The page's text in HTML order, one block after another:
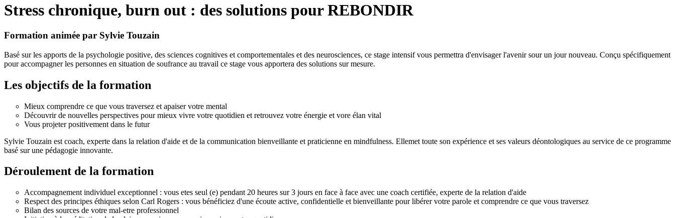
Stress chronique, burn out : des solutions pour REBONDIR
Formation animée par Sylvie Touzain
Basé sur les apports de la psychologie positive, des sciences cognitives et comportementales et des neurosciences, ce stage intensif vous permettra d'envisager l'avenir sour un jour nouveau. Conçu spécifiquement
pour accompagner les personnes en situation de soufrance au travail ce stage vous apportera des solutions sur mesure.
Les objectifs de la formation
Mieux comprendre ce que vous traversez et apaiser votre mental
Découvrir de nouvelles perspectives pour mieux vivre votre quotidien et retrouvez votre énergie et vore élan vital
Vous projeter positivement dans le futur
Sylvie Touzain est coach, experte dans la relation d'aide et de la communication bienveillante et praticienne en mindfulness. Ellemet toute son expérience et ses valeurs déontologiques au service de ce programme
basé sur une pédagogie innovante.
Déroulement de la formation
Accompagnement individuel exceptionnel : vous etes seul (e) pendant 20 heures sur 3 jours en face à face avec une coach certifiée, experte de la relation d'aide
Respect des principes éthiques selon Carl Rogers : vous bénéficiez d'une écoute active, confidentielle et bienveillante pour libérer votre parole et comprendre ce que vous traversez
Bilan des sources de votre mal-etre professionnel